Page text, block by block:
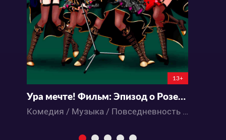
13+
Ура мечте! Фильм: Эпизод о Розелии — II
Комедия / Музыка / Повседневность / Аниме